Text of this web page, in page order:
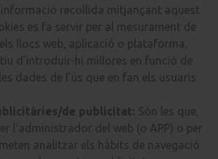
informació recollida mitjançant aquest
es fa servir per al mesurament de
llocs web, aplicació o plataforma,
d’introduir-hi millores en funció de
dades de l’ús que en fan els usuaris
de publicitat: Són les que,
l’administrador del web (o APP) o per
analitzar els hàbits de navegació